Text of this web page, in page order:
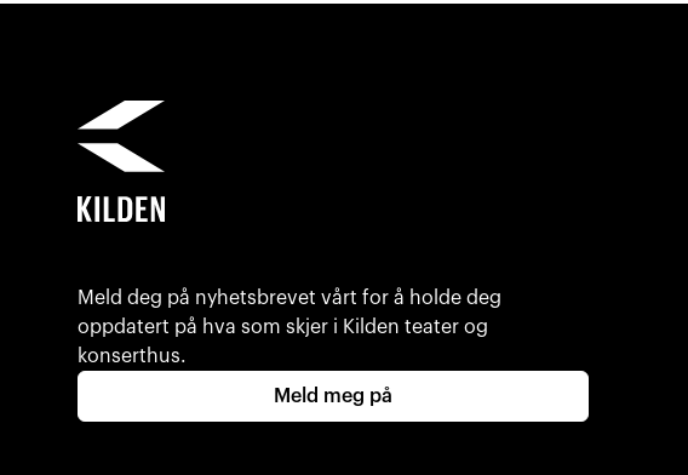
Meld deg på nyhetsbrevet vårt for å holde deg
oppdatert på hva som skjer i Kilden teater og
konserthus.
Meld meg på